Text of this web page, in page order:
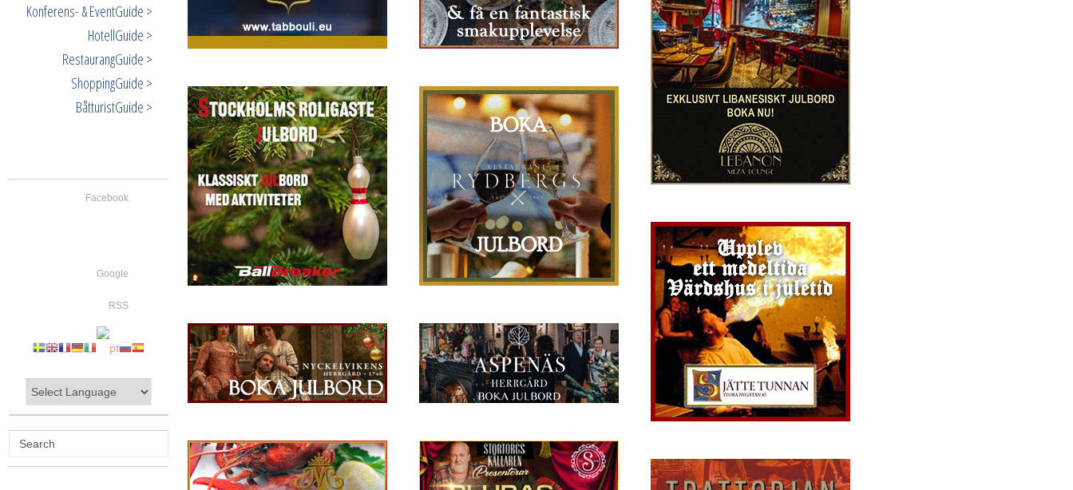
Konferens- & EventGuide >
HotellGuide >
RestaurangGuide >
ShoppingGuide >
BåtturistGuide >
Facebook
Google
RSS